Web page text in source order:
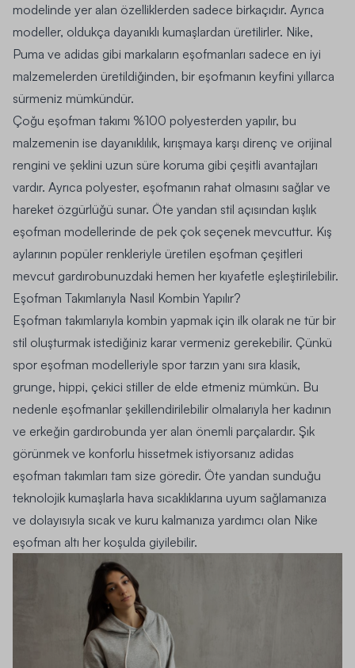
modelinde yer alan özelliklerden sadece birkaçıdır. Ayrıca
modeller, oldukça dayanıklı kumaşlardan üretilirler. Nike,
Puma ve adidas gibi markaların eşofmanları sadece en iyi
malzemelerden üretildiğinden, bir eşofmanın keyfini yıllarca
sürmeniz mümkündür.
Çoğu eşofman takımı %100 polyesterden yapılır, bu
malzemenin ise dayanıklılık, kırışmaya karşı direnç ve orijinal
rengini ve şeklini uzun süre koruma gibi çeşitli avantajları
vardır. Ayrıca polyester, eşofmanın rahat olmasını sağlar ve
hareket özgürlüğü sunar. Öte yandan stil açısından kışlık
eşofman modellerinde de pek çok seçenek mevcuttur. Kış
aylarının popüler renkleriyle üretilen eşofman çeşitleri
mevcut gardırobunuzdaki hemen her kıyafetle eşleştirilebilir.
Eşofman Takımlarıyla Nasıl Kombin Yapılır?
Eşofman takımlarıyla kombin yapmak için ilk olarak ne tür bir
stil oluşturmak istediğiniz karar vermeniz gerekebilir. Çünkü
spor eşofman modelleriyle spor tarzın yanı sıra klasik,
grunge, hippi, çekici stiller de elde etmeniz mümkün. Bu
nedenle eşofmanlar şekillendirilebilir olmalarıyla her kadının
ve erkeğin gardırobunda yer alan önemli parçalardır. Şık
görünmek ve konforlu hissetmek istiyorsanız adidas
eşofman takımları tam size göredir. Öte yandan sunduğu
teknolojik kumaşlarla hava sıcaklıklarına uyum sağlamanıza
ve dolayısıyla sıcak ve kuru kalmanıza yardımcı olan Nike
eşofman altı her koşulda giyilebilir.